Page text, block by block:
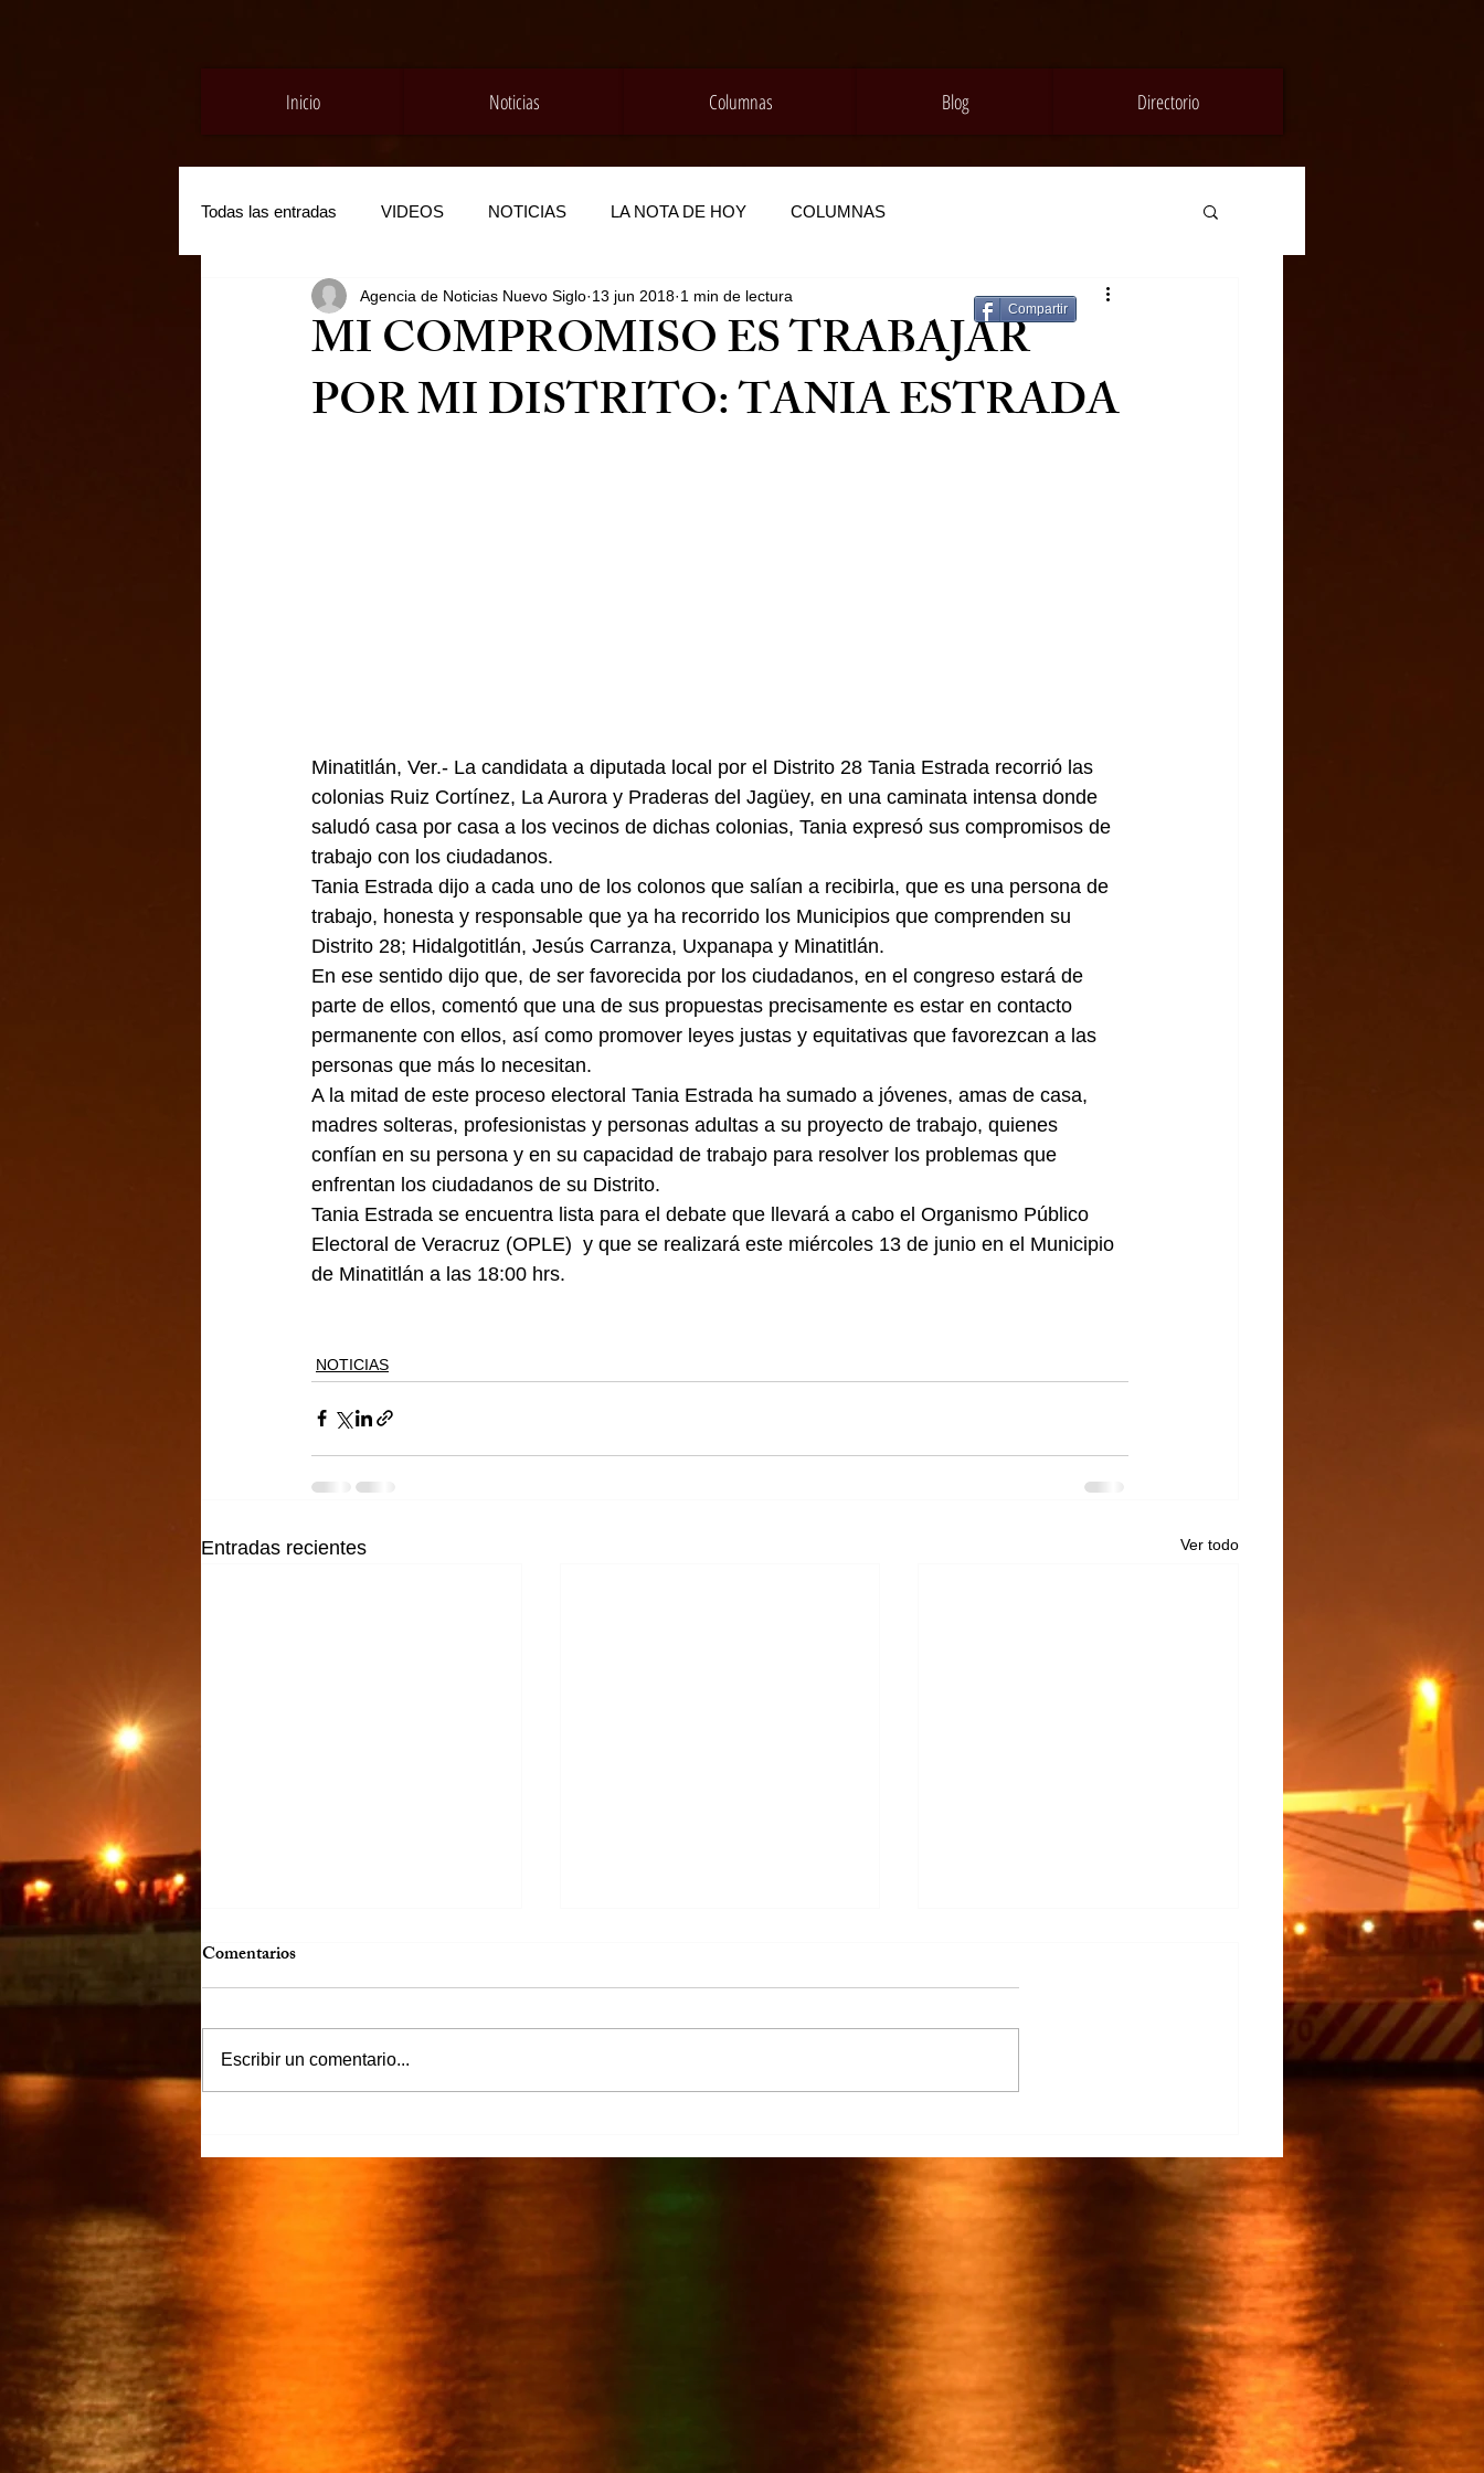
Inicio Noticias Columnas Blog Directorio
Todas las entradas VIDEOS NOTICIAS LA NOTA DE HOY COLUMNAS
MI COMPROMISO ES TRABAJAR
POR MI DISTRITO: TANIA ESTRADA
Agencia de Noticias Nuevo Siglo 13 jun 2018 1 min de lectura
Minatitlán, Ver.- La candidata a diputada local por el Distrito 28 Tania Estrada recorrió las
colonias Ruiz Cortínez, La Aurora y Praderas del Jagüey, en una caminata intensa donde
saludó casa por casa a los vecinos de dichas colonias, Tania expresó sus compromisos de
trabajo con los ciudadanos.
Tania Estrada dijo a cada uno de los colonos que salían a recibirla, que es una persona de
trabajo, honesta y responsable que ya ha recorrido los Municipios que comprenden su
Distrito 28; Hidalgotitlán, Jesús Carranza, Uxpanapa y Minatitlán.
En ese sentido dijo que, de ser favorecida por los ciudadanos, en el congreso estará de
parte de ellos, comentó que una de sus propuestas precisamente es estar en contacto
permanente con ellos, así como promover leyes justas y equitativas que favorezcan a las
personas que más lo necesitan.
A la mitad de este proceso electoral Tania Estrada ha sumado a jóvenes, amas de casa,
madres solteras, profesionistas y personas adultas a su proyecto de trabajo, quienes
confían en su persona y en su capacidad de trabajo para resolver los problemas que
enfrentan los ciudadanos de su Distrito.
Tania Estrada se encuentra lista para el debate que llevará a cabo el Organismo Público
Electoral de Veracruz (OPLE)  y que se realizará este miércoles 13 de junio en el Municipio
de Minatitlán a las 18:00 hrs.
NOTICIAS
Entradas recientes Ver todo
familiares y amigos
caña afectados por el cierre del
Desarrollo del TECNM Virtual
Comentarios
Escribir un comentario...
Compartir